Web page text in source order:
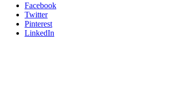
Facebook
Twitter
Pinterest
LinkedIn